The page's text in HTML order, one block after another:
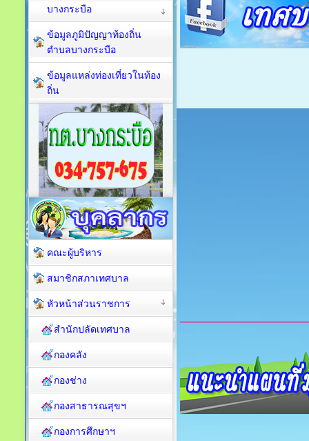
บางกระบือ
ข้อมูลภูมิปัญญาท้องถิ่น
ตำบลบางกระบือ
ข้อมูลแหล่งท่องเที่ยวในท้อง
ถิ่น
คณะผู้บริหาร
สมาชิกสภาเทศบาล
หัวหน้าส่วนราชการ
สำนักปลัดเทศบาล
กองคลัง
กองช่าง
กองสาธารณสุขฯ
กองการศึกษาฯ